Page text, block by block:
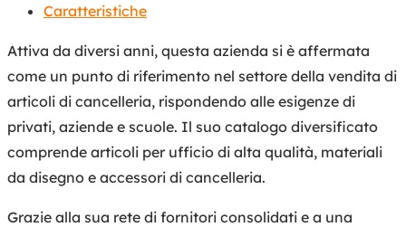
Caratteristiche
Attiva da diversi anni, questa azienda si è affermata
come un punto di riferimento nel settore della vendita di
articoli di cancelleria, rispondendo alle esigenze di
privati, aziende e scuole. Il suo catalogo diversificato
comprende articoli per ufficio di alta qualità, materiali
da disegno e accessori di cancelleria.
Grazie alla sua rete di fornitori consolidati e a una